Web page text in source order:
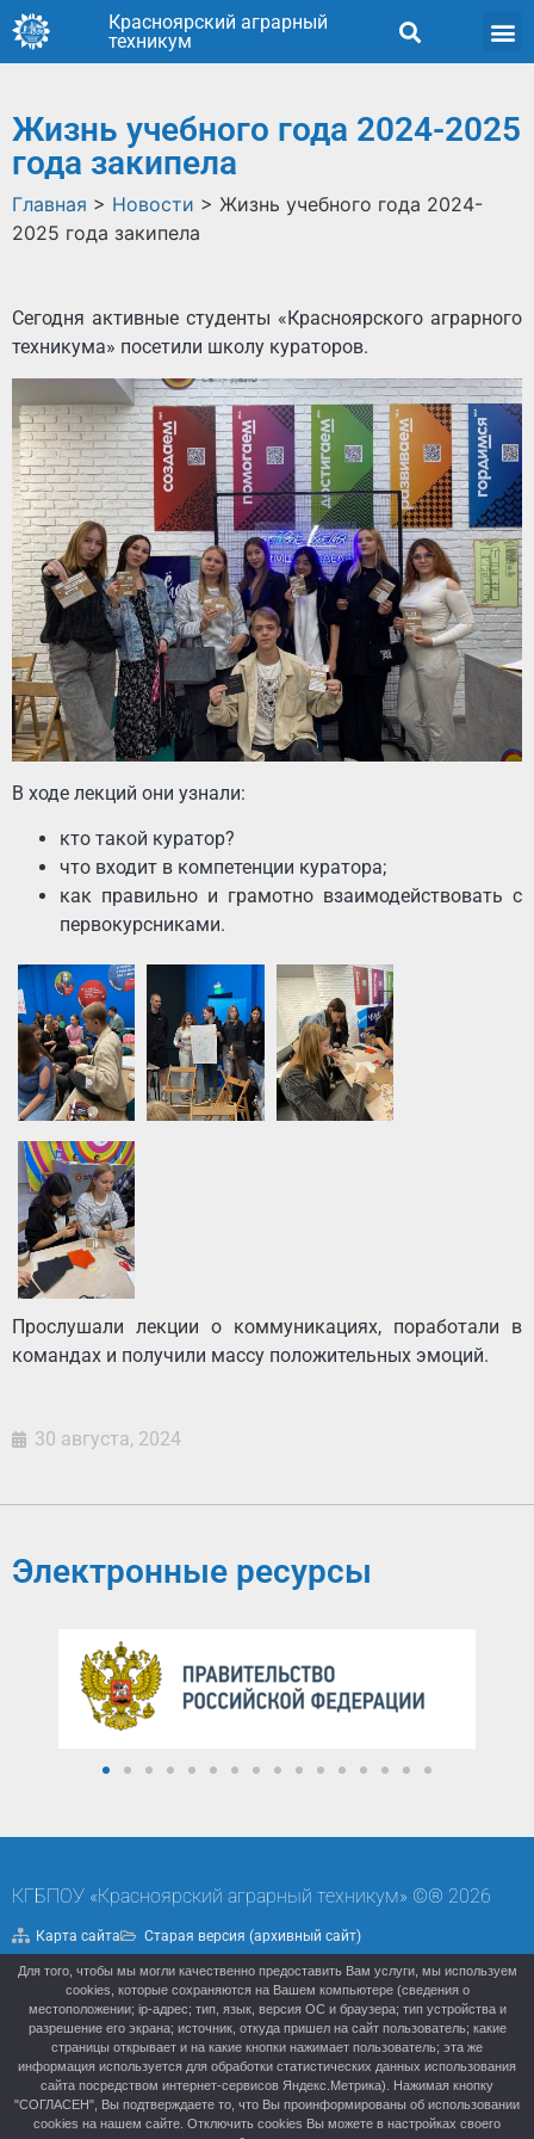
Красноярский аграрный
техникум
Жизнь учебного года 2024-2025
года закипела
Главная > Новости > Жизнь учебного года 2024-
2025 года закипела
Сегодня активные студенты «Красноярского аграрного
техникума» посетили школу кураторов.
В ходе лекций они узнали:
кто такой куратор?
что входит в компетенции куратора;
как правильно и грамотно взаимодействовать с
первокурсниками.
Прослушали лекции о коммуникациях, поработали в
командах и получили массу положительных эмоций.
30 августа, 2024
Электронные ресурсы
КГБПОУ «Красноярский аграрный техникум» ©® 2026
Карта сайта Старая версия (архивный сайт)
Политика конфиденциальности
Для того, чтобы мы могли качественно предоставить Вам услуги, мы используем
cookies, которые сохраняются на Вашем компьютере (сведения о
местоположении; ip-адрес; тип, язык, версия ОС и браузера; тип устройства и
разрешение его экрана; источник, откуда пришел на сайт пользователь; какие
страницы открывает и на какие кнопки нажимает пользователь; эта же
информация используется для обработки статистических данных использования
сайта посредством интернет-сервисов Яндекс.Метрика). Нажимая кнопку
"СОГЛАСЕН", Вы подтверждаете то, что Вы проинформированы об использовании
cookies на нашем сайте. Отключить cookies Вы можете в настройках своего